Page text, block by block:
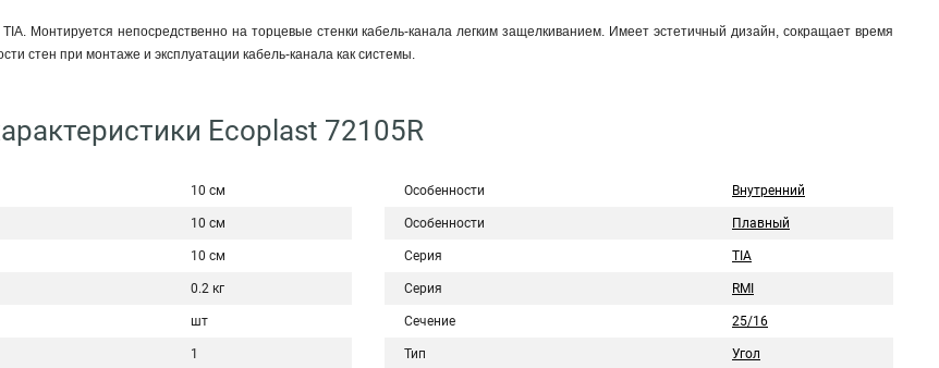
TIA. Монтируется непосредственно на торцевые стенки кабель-канала легким защелкиванием. Имеет эстетичный дизайн, сокращает время
стен при монтаже и эксплуатации кабель-канала как системы.
Ecoplast 72105R
10 см
10 см
10 см
0.2 кг
шт
1
Особенности Внутренний
Особенности Плавный
Серия TIA
Серия RMI
Сечение 25/16
Тип Угол